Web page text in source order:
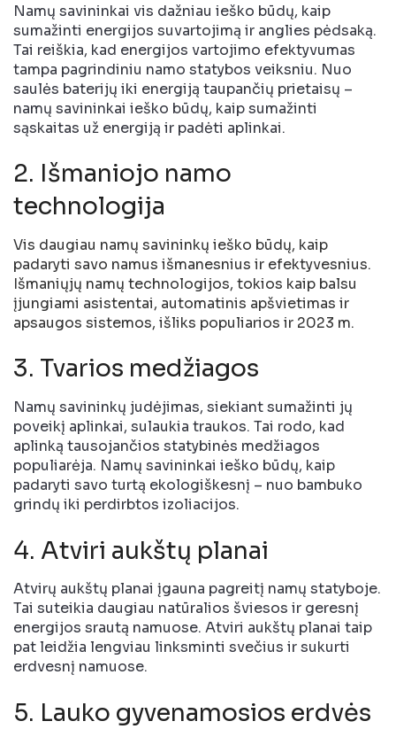
Namų savininkai vis dažniau ieško būdų, kaip
sumažinti energijos suvartojimą ir anglies pėdsaką.
Tai reiškia, kad energijos vartojimo efektyvumas
tampa pagrindiniu namo statybos veiksniu. Nuo
saulės baterijų iki energiją taupančių prietaisų –
namų savininkai ieško būdų, kaip sumažinti
sąskaitas už energiją ir padėti aplinkai.
2. Išmaniojo namo
technologija
Vis daugiau namų savininkų ieško būdų, kaip
padaryti savo namus išmanesnius ir efektyvesnius.
Išmaniųjų namų technologijos, tokios kaip balsu
įjungiami asistentai, automatinis apšvietimas ir
apsaugos sistemos, išliks populiarios ir 2023 m.
3. Tvarios medžiagos
Namų savininkų judėjimas, siekiant sumažinti jų
poveikį aplinkai, sulaukia traukos. Tai rodo, kad
aplinką tausojančios statybinės medžiagos
populiarėja. Namų savininkai ieško būdų, kaip
padaryti savo turtą ekologiškesnį – nuo ​​bambuko
grindų iki perdirbtos izoliacijos.
4. Atviri aukštų planai
Atvirų aukštų planai įgauna pagreitį namų statyboje.
Tai suteikia daugiau natūralios šviesos ir geresnį
energijos srautą namuose. Atviri aukštų planai taip
pat leidžia lengviau linksminti svečius ir sukurti
erdvesnį namuose.
5. Lauko gyvenamosios erdvės